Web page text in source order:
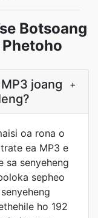
Botsoang
joang
+
oa rona o
ea MP3 e
sa senyeheng
sepheo
ho 192